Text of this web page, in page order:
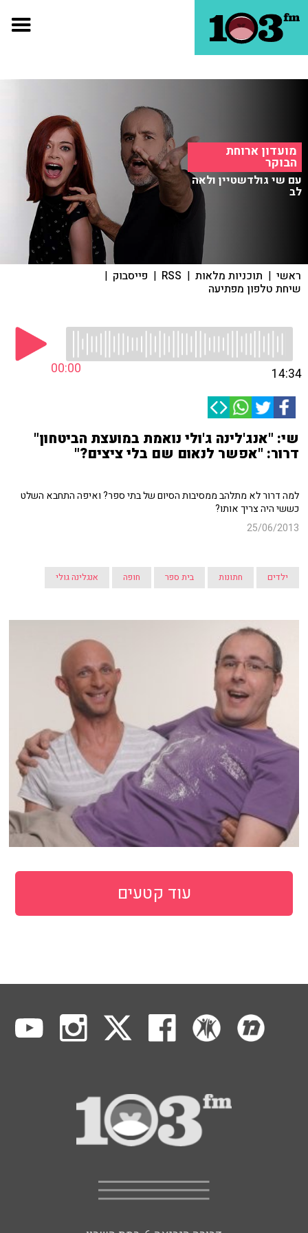
מועדון ארוחת
הבוקר
עם שי גולדשטיין ולאה
לב
ראשי | תוכניות מלאות |
RSS
| פייסבוק |
שיחת טלפון מפתיעה
00:00 14:34
שי: "אנג'לינה ג'ולי נואמת במועצת הביטחון"
דרור: "אפשר לנאום שם בלי ציצים?"
למה דרור לא מתלהב ממסיבות הסיום של בתי ספר? ואיפה התחבא השלט
כששי היה צריך אותו?
25/06/2013
ילדים חתונות בית ספר חופה אנגלינה גולי
עוד קטעים